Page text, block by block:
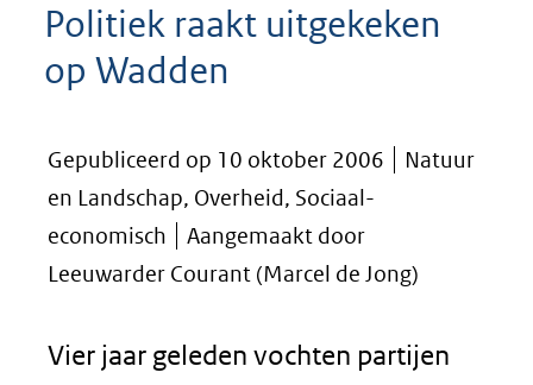
Politiek raakt uitgekeken
op Wadden
Gepubliceerd op 10 oktober 2006
Natuur
en Landschap, Overheid, Sociaal-
economisch
Aangemaakt door
Leeuwarder Courant (Marcel de Jong)
Vier jaar geleden vochten partijen